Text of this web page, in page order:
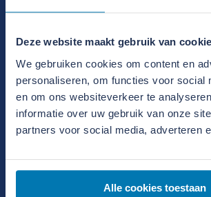
Deze website maakt gebruik van
We gebruiken cookies om content en
personaliseren, om functies voor social
en om ons websiteverkeer te
informatie over uw gebruik van onze
partners voor social media, adverteren
Alle cookies toestaan
Al sinds de oprichting in 2004 is
Bouwmachines een betrouwbare
stratenmakers, wegenbouwers,
hoveniers en kabelleggers.